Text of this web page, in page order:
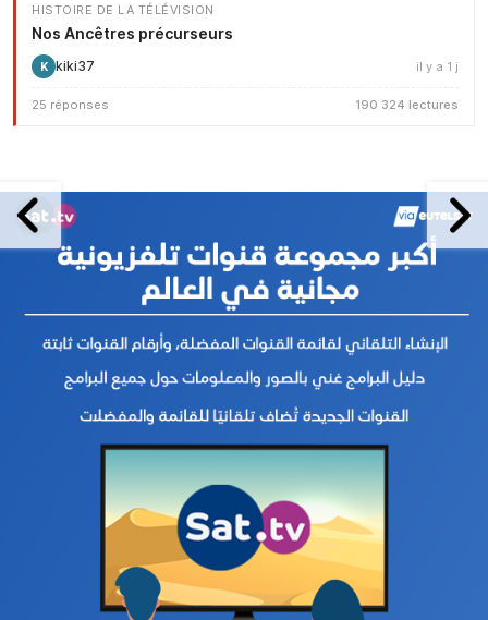
HISTOIRE DE LA TÉLÉVISION
Nos Ancêtres précurseurs
K kiki37 il y a 1 j
25 réponses 190 324 lectures